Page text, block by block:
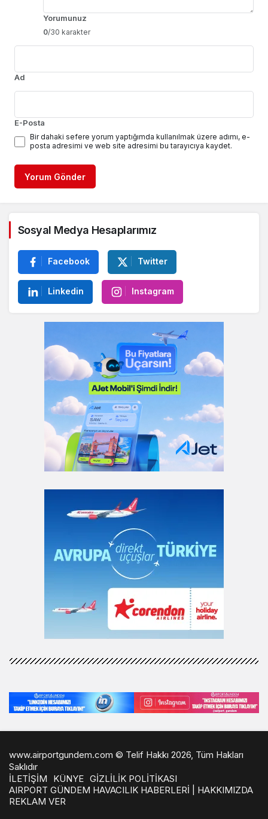
Yorumunuz
0/30 karakter
Ad
E-Posta
Bir dahaki sefere yorum yaptığımda kullanılmak üzere adımı, e-
posta adresimi ve web site adresimi bu tarayıcıya kaydet.
Yorum Gönder
Sosyal Medya Hesaplarımız
Facebook Twitter
Linkedin Instagram
www.airportgundem.com © Telif Hakkı 2026, Tüm Hakları
Saklıdır
İLETİŞİM
KÜNYE GİZLİLİK POLİTİKASI
AIRPORT GÜNDEM HAVACILIK HABERLERİ | HAKKIMIZDA
REKLAM VER